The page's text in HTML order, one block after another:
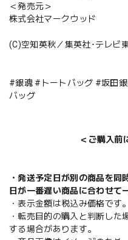
＜発売元＞
株式会社マークウッド
(C)空知英秋／集英社･テレビ
#銀魂 #トートバッグ #坂田
バッグ
＜ご購入前
・発送予定日が別の商品を同
日が一番遅い商品に合わせて
・表示金額は税込み価格です。
・転売目的の購入と判断し
する場合があります。